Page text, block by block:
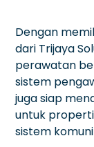
Dengan
dari Trijaya
perawatan
sistem
juga siap
untuk
sistem